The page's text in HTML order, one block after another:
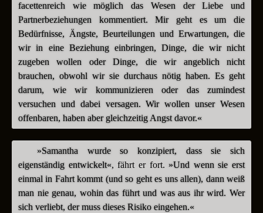
facettenreich wie möglich das Wesen der Liebe und
Partnerbeziehungen kommentiert. Mir geht es um die
Bedürfnisse, Ängste, Beurteilungen und Erwartungen, die
wir in eine Beziehung einbringen, Dinge, die wir nicht
zugeben wollen oder Dinge, die wir angeblich nicht
brauchen, obwohl wir sie durchaus nötig haben. Es geht
darum, wie wir kommunizieren oder das zumindest
versuchen und dabei versagen. Wir wollen unser Wesen
offenbaren, haben aber gleichzeitig Angst davor.«
»Samantha wurde so konzipiert, dass sie sich
eigenständig entwickelt«, fährt er fort.»Und wenn sie erst
einmal in Fahrt kommt (und so geht es uns allen), dann weiß
man nie genau, wohin das führt und was aus ihr wird. Wer
sich verliebt, der muss dieses Risiko eingehen.«